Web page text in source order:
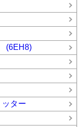
(6EH8)
ター